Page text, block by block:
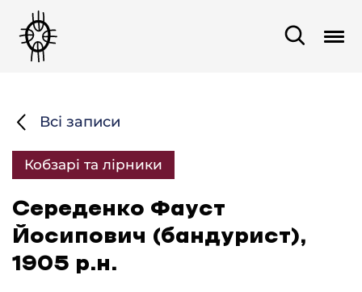
Всі записи
Кобзарі та лірники
Середенко Фауст
Йосипович (бандурист),
1905 р.н.